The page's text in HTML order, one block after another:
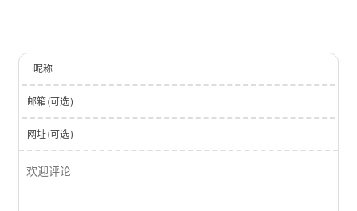
昵称
邮箱(可选)
网址(可选)